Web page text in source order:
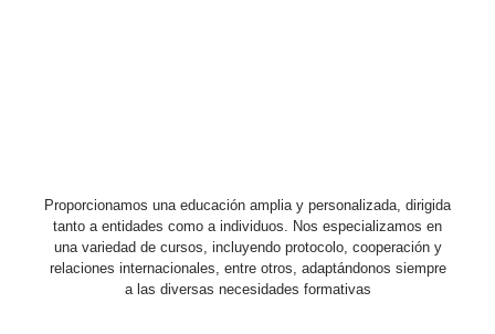
Proporcionamos una educación amplia y personalizada, dirigida
tanto a entidades como a individuos. Nos especializamos en
una variedad de cursos, incluyendo protocolo, cooperación y
relaciones internacionales, entre otros, adaptándonos siempre
a las diversas necesidades formativas